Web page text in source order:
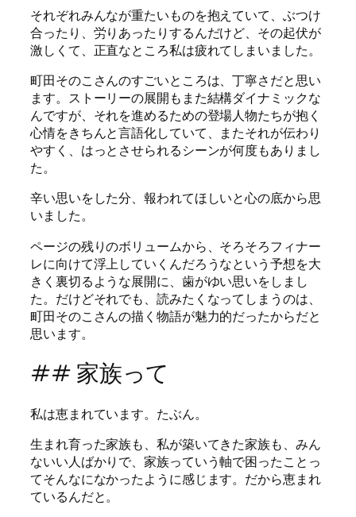
それぞれみんなが重たいものを抱えていて、ぶつけ
合ったり、労りあったりするんだけど、その起伏が
激しくて、正直なところ私は疲れてしまいました。
町田そのこさんのすごいところは、丁寧さだと思い
ます。ストーリーの展開もまた結構ダイナミックな
んですが、それを進めるための登場人物たちが抱く
心情をきちんと言語化していて、またそれが伝わり
やすく、はっとさせられるシーンが何度もありまし
た。
辛い思いをした分、報われてほしいと心の底から思
いました。
ページの残りのボリュームから、そろそろフィナー
レに向けて浮上していくんだろうなという予想を大
きく裏切るような展開に、歯がゆい思いをしまし
た。だけどそれでも、読みたくなってしまうのは、
町田そのこさんの描く物語が魅力的だったからだと
思います。
## 家族って
私は恵まれています。たぶん。
生まれ育った家族も、私が築いてきた家族も、みん
ないい人ばかりで、家族っていう軸で困ったことっ
てそんなになかったように感じます。だから恵まれ
ているんだと。